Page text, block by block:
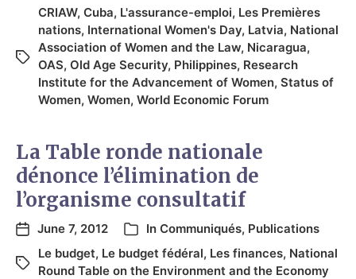
CRIAW, Cuba, L'assurance-emploi, Les Premières
nations, International Women's Day, Latvia, National
Association of Women and the Law, Nicaragua,
OAS, Old Age Security, Philippines, Research
Institute for the Advancement of Women, Status of
Women, Women, World Economic Forum
La Table ronde nationale
dénonce l’élimination de
l’organisme consultatif
June 7, 2012 In Communiqués, Publications
Le budget, Le budget fédéral, Les finances, National
Round Table on the Environment and the Economy